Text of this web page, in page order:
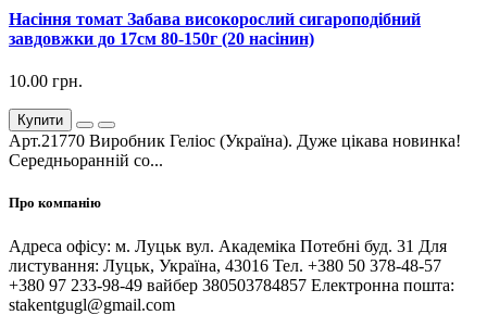
Насіння томат Забава високорослий сигароподібний
завдовжки до 17см 80-150г (20 насінин)
10.00 грн.
Купити
Арт.21770 Виробник Геліос (Україна). Дуже цікава новинка!
Середньоранній со...
Про компанію
Адреса офісу: м. Луцьк вул. Академіка Потебні буд. 31 Для
листування: Луцьк, Україна, 43016 Тел. +380 50 378-48-57
+380 97 233-98-49 вайбер 380503784857 Електронна пошта:
stakentgugl@gmail.com